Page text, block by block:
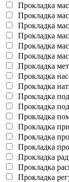
Прокладка
Прокладка
Прокладка
Прокладка
Прокладка
Прокладка
Прокладка
Прокладка
Прокладка
Прокладка
Прокладка
Прокладка
Прокладка
Прокладка
Прокладка
Прокладка
Прокладка
Прокладка